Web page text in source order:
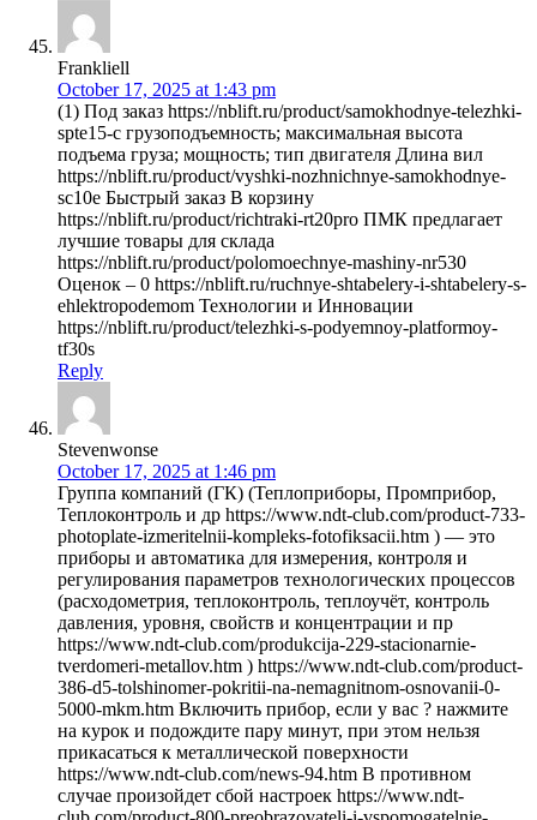
Frankliell
October 17, 2025 at 1:43 pm
(1) Под заказ https://nblift.ru/product/samokhodnye-telezhki-
spte15-c грузоподъемность; максимальная высота
подъема груза; мощность; тип двигателя Длина вил
https://nblift.ru/product/vyshki-nozhnichnye-samokhodnye-
sc10e Быстрый заказ В корзину
https://nblift.ru/product/richtraki-rt20pro ПМК предлагает
лучшие товары для склада
https://nblift.ru/product/polomoechnye-mashiny-nr530
Оценок – 0 https://nblift.ru/ruchnye-shtabelery-i-shtabelery-s-
ehlektropodemom Технологии и Инновации
https://nblift.ru/product/telezhki-s-podyemnoy-platformoy-
tf30s
Reply
Stevenwonse
October 17, 2025 at 1:46 pm
Группа компаний (ГК) (Теплоприборы, Промприбор,
Теплоконтроль и др https://www.ndt-club.com/product-733-
photoplate-izmeritelnii-kompleks-fotofiksacii.htm ) — это
приборы и автоматика для измерения, контроля и
регулирования параметров технологических процессов
(расходометрия, теплоконтроль, теплоучёт, контроль
давления, уровня, свойств и концентрации и пр
https://www.ndt-club.com/produkcija-229-stacionarnie-
tverdomeri-metallov.htm ) https://www.ndt-club.com/product-
386-d5-tolshinomer-pokritii-na-nemagnitnom-osnovanii-0-
5000-mkm.htm Включить прибор, если у вас ? нажмите
на курок и подождите пару минут, при этом нельзя
прикасаться к металлической поверхности
https://www.ndt-club.com/news-94.htm В противном
случае произойдет сбой настроек https://www.ndt-